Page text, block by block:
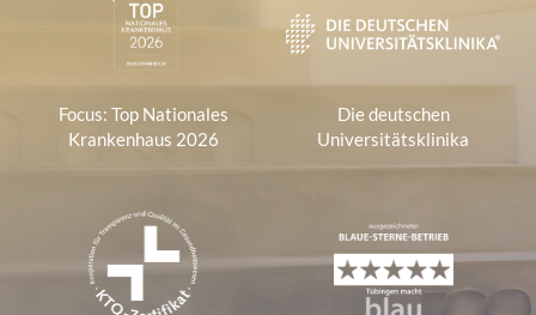
Focus: Top Nationales
Krankenhaus 2026
Die deutschen
Universitätsklinika